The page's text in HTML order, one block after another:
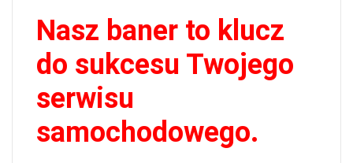
Nasz baner to klucz
do sukcesu Twojego
serwisu
samochodowego.